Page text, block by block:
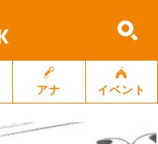
アナ イベント